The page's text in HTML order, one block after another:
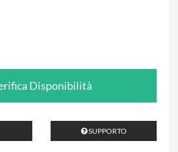
Disponibilità
SUPPORTO